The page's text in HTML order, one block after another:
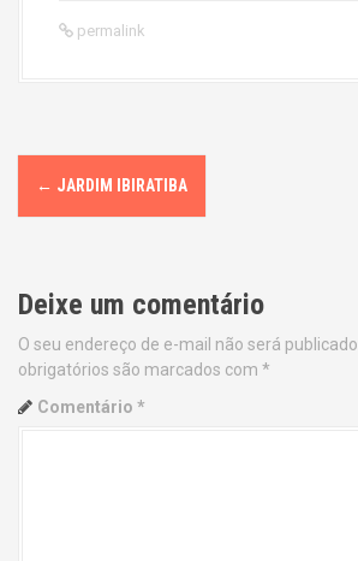
permalink
P
o
t
n
a
← JARDIM IBIRATIBA
Deixe um comentário
O seu endereço de e-mail não será publicado.
obrigatórios são marcados com *
Comentário *